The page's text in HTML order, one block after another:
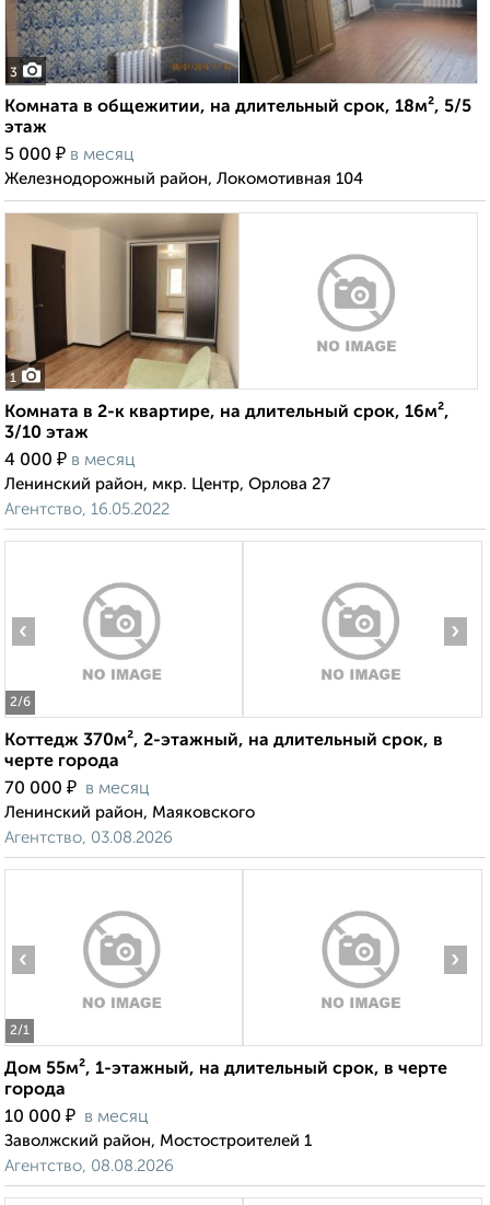
3
Комната в общежитии, на длительный срок, 18м², 5/5
этаж
5 000 ₽ в месяц
Железнодорожный район, Локомотивная 104
1
Комната в 2-к квартире, на длительный срок, 16м²,
3/10 этаж
4 000 ₽ в месяц
Ленинский район, мкр. Центр, Орлова 27
Агентство, 16.05.2022
2/6
‹ ›
Коттедж 370м², 2-этажный, на длительный срок, в
черте города
70 000 ₽ в месяц
Ленинский район, Маяковского
Агентство, 03.08.2026
2/1
‹ ›
Дом 55м², 1-этажный, на длительный срок, в черте
города
10 000 ₽ в месяц
Заволжский район, Мостостроителей 1
Агентство, 08.08.2026